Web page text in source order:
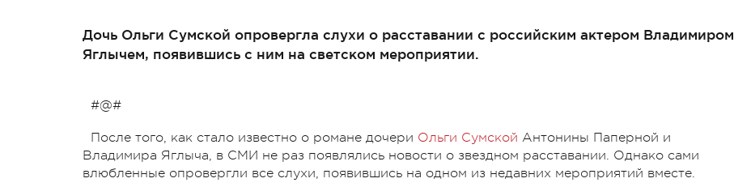
Дочь Ольги Сумской опровергла слухи о расставании с российским актером Владимиром
Яглычем, появившись с ним на светском мероприятии.
#@#
После того, как стало известно о романе дочери Ольги Сумской Антонины Паперной и
Владимира Яглыча, в СМИ не раз появлялись новости о звездном расставании. Однако сами
влюбленные опровергли все слухи, появившись на одном из недавних мероприятий вместе.